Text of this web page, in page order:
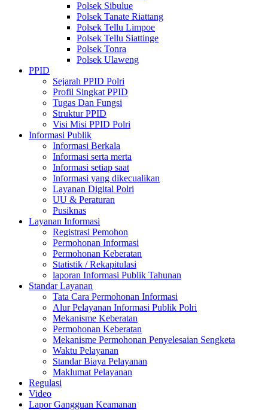
Polsek Sibulue
Polsek Tanate Riattang
Polsek Tellu Limpoe
Polsek Tellu Siattinge
Polsek Tonra
Polsek Ulaweng
PPID
Sejarah PPID Polri
Profil Singkat PPID
Tugas Dan Fungsi
Struktur PPID
Visi Misi PPID Polri
Informasi Publik
Informasi Berkala
Informasi serta merta
Informasi setiap saat
Informasi yang dikecualikan
Layanan Digital Polri
UU & Peraturan
Pusiknas
Layanan Informasi
Registrasi Pemohon
Permohonan Informasi
Permohonan Keberatan
Statistik / Rekapitulasi
laporan Informasi Publik Tahunan
Standar Layanan
Tata Cara Permohonan Informasi
Alur Pelayanan Informasi Publik Polri
Mekanisme Keberatan
Permohonan Keberatan
Mekanisme Permohonan Penyelesaian Sengketa
Waktu Pelayanan
Standar Biaya Pelayanan
Maklumat Pelayanan
Regulasi
Video
Lapor Gangguan Keamanan